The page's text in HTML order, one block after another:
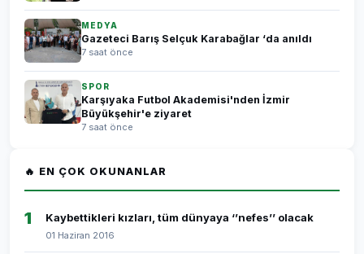
MEDYA
Gazeteci Barış Selçuk Karabağlar ‘da anıldı
7 saat önce
SPOR
Karşıyaka Futbol Akademisi'nden İzmir
Büyükşehir'e ziyaret
7 saat önce
🔥 EN ÇOK OKUNANLAR
1 Kaybettikleri kızları, tüm dünyaya ‘’nefes’’ olacak
01 Haziran 2016